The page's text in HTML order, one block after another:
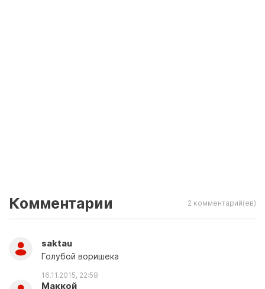
Комментарии 2 комментарий(ев)
saktau
Голубой воришека
16.11.2015, 22:58
Маккой